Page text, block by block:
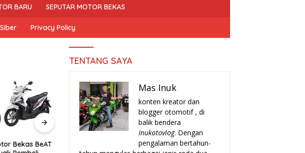
BARU SEPUTAR MOTOR BEKAS
Privacy Policy
Bekas BeAT
Tanda-Tanda Turun Mesin
Rekomendasi Motor Matic Irit
TENTANG SAYA
Mas Inuk
konten kreator dan
blogger otomotif , di
balik bendera
Inukotovlog. Dengan
pengalaman bertahun-